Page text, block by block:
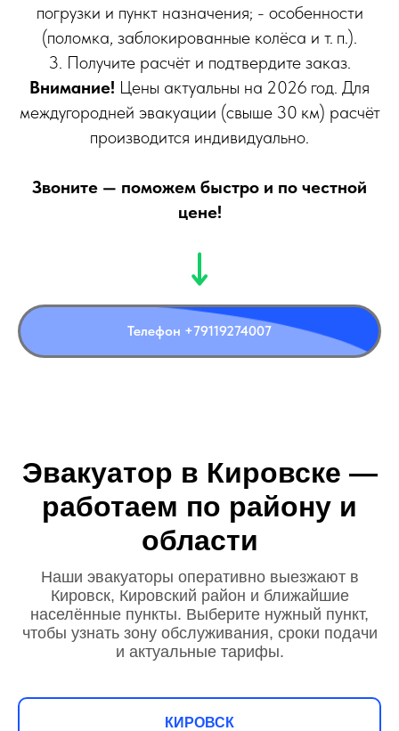
погрузки и пункт назначения; - особенности
(поломка, заблокированные колёса и т. п.).
3. Получите расчёт и подтвердите заказ.
Внимание! Цены актуальны на 2026 год. Для
междугородней эвакуации (свыше 30 км) расчёт
производится индивидуально.
Звоните — поможем быстро и по честной
цене!
Телефон +79119274007
Эвакуатор в Кировске —
работаем по району и
области
Наши эвакуаторы оперативно выезжают в
Кировск, Кировский район и ближайшие
населённые пункты. Выберите нужный пункт,
чтобы узнать зону обслуживания, сроки подачи
и актуальные тарифы.
КИРОВСК